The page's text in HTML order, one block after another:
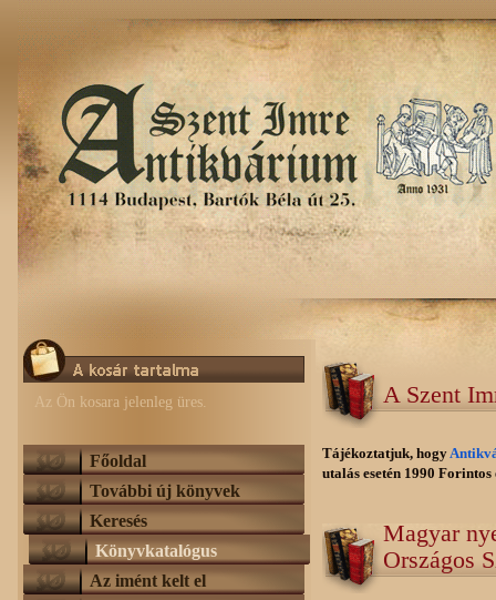
Az Ön kosara jelenleg üres.
Főoldal
További új könyvek
Keresés
Könyvkatalógus
Az imént kelt el
A Szent
Tájékoztatjuk, hogy
utalás esetén 1990
Magyar
Országos